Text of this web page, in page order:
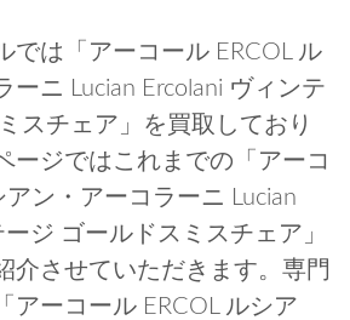
では「アーコール ERCOL ル
ーニ Lucian Ercolani ヴィンテ
スチェア」を買取しており
ージではこれまでの「アーコ
アン・アーコラーニ Lucian
ジ ゴールドスミスチェア」
介させていただきます。専門
アーコール ERCOL ルシア